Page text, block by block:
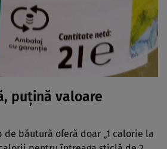
puțină valoare
de băutură oferă doar „1 calorie la